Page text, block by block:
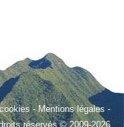
-Mentions légales -
réservés © 2009-2026